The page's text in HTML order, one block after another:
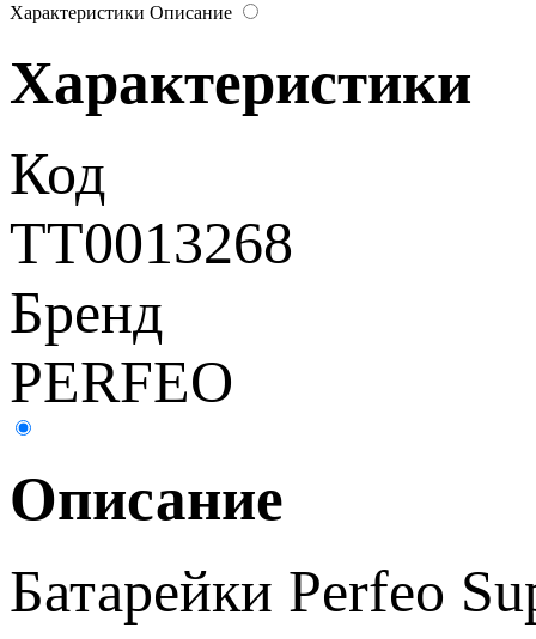
Характеристики Описание
Характеристики
Код
ТТ0013268
Бренд
PERFEO
Описание
Батарейки Perfeo